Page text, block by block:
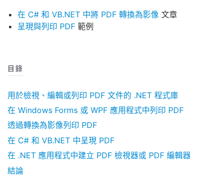
在 C# 和 VB.NET 中將 PDF 轉換為影像 文章
呈現與列印 PDF 範例
目錄
用於檢視、編輯或列印 PDF 文件的 .NET 程式庫
在 Windows Forms 或 WPF 應用程式中列印 PDF
透過轉換為影像列印 PDF
在 C# 和 VB.NET 中呈現 PDF
在 .NET 應用程式中建立 PDF 檢視器或 PDF 編輯器
結論